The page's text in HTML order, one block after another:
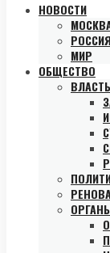
НОВОСТИ
РОССИЯ
МИР
ОБЩЕСТВО
ВЛАСТЬ